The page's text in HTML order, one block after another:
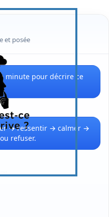
et posée
minute pour décrire ce
→ ressentir → calmer →
refuser.